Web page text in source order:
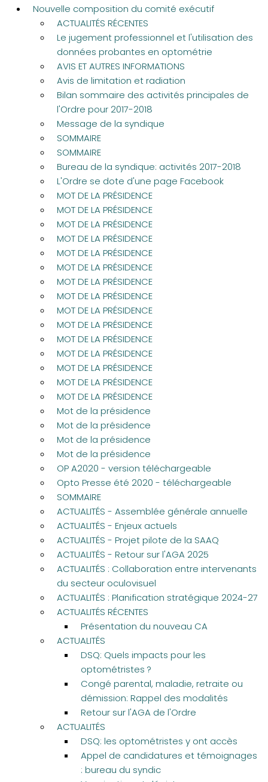
Nouvelle composition du comité exécutif
ACTUALITÉS RÉCENTES
Le jugement professionnel et l'utilisation des
données probantes en optométrie
AVIS ET AUTRES INFORMATIONS
Avis de limitation et radiation
Bilan sommaire des activités principales de
l'Ordre pour 2017-2018
Message de la syndique
SOMMAIRE
SOMMAIRE
Bureau de la syndique: activités 2017-2018
L'Ordre se dote d'une page Facebook
MOT DE LA PRÉSIDENCE
MOT DE LA PRÉSIDENCE
MOT DE LA PRÉSIDENCE
MOT DE LA PRÉSIDENCE
MOT DE LA PRÉSIDENCE
MOT DE LA PRÉSIDENCE
MOT DE LA PRÉSIDENCE
MOT DE LA PRÉSIDENCE
MOT DE LA PRÉSIDENCE
MOT DE LA PRÉSIDENCE
MOT DE LA PRÉSIDENCE
MOT DE LA PRÉSIDENCE
MOT DE LA PRÉSIDENCE
MOT DE LA PRÉSIDENCE
MOT DE LA PRÉSIDENCE
Mot de la présidence
Mot de la présidence
Mot de la présidence
Mot de la présidence
OP A2020 - version téléchargeable
Opto Presse été 2020 - téléchargeable
SOMMAIRE
ACTUALITÉS - Assemblée générale annuelle
ACTUALITÉS - Enjeux actuels
ACTUALITÉS - Projet pilote de la SAAQ
ACTUALITÉS - Retour sur l'AGA 2025
ACTUALITÉS : Collaboration entre intervenants
du secteur oculovisuel
ACTUALITÉS : Planification stratégique 2024-27
ACTUALITÉS RÉCENTES
Présentation du nouveau CA
ACTUALITÉS
DSQ: Quels impacts pour les
optométristes ?
Congé parental, maladie, retraite ou
démission: Rappel des modalités
Retour sur l'AGA de l'Ordre
ACTUALITÉS
DSQ: les optométristes y ont accès
Appel de candidatures et témoignages
: bureau du syndic